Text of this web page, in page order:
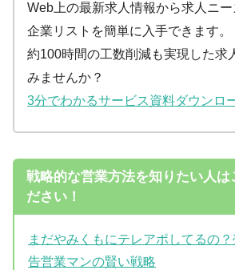
Web上の最新求人情報から求人ニ
企業リストを簡単に入手できます。
約100時間の工数削減も実現した求
みませんか？
3分でわかるサービス資料ダウンロ
戦略的な営業方法を知りたい人は
ださい！
まだやみくもにテレアポしてるの
告営業マンの賢い戦略